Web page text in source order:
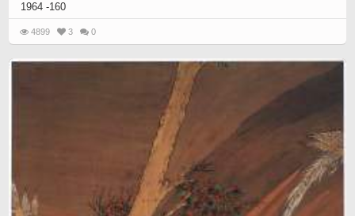
1964 -160
4899 3 0